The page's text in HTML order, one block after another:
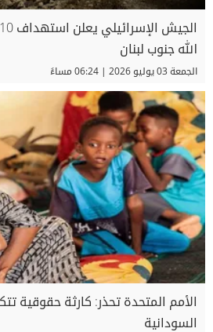
الله جنوب لبنان
الجمعة 03 يوليو 2026 | 06:24 مساءً
الأمم المتحدة تحذر: كارثة حقوقية
السودانية